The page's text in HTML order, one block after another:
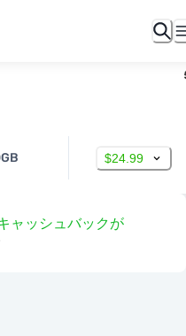
$24.99
ャッシュバックが